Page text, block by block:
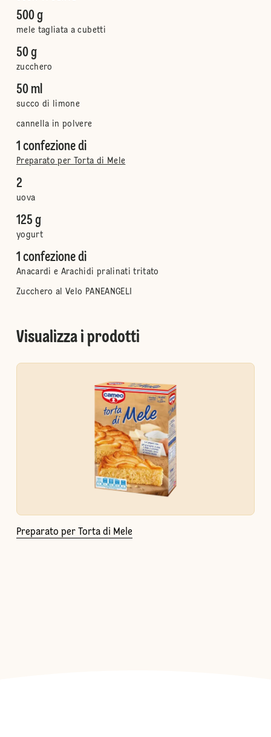
500 g
mele tagliata a cubetti
50 g
zucchero
50 ml
succo di limone
cannella in polvere
1 confezione di
Preparato per Torta di Mele
2
uova
125 g
yogurt
1 confezione di
Anacardi e Arachidi pralinati tritato
Zucchero al Velo PANEANGELI
Visualizza i prodotti
Preparato per Torta di Mele